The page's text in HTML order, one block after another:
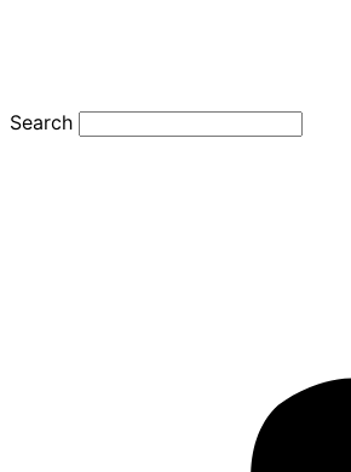
Search